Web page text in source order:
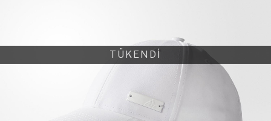
TÜKENDİ